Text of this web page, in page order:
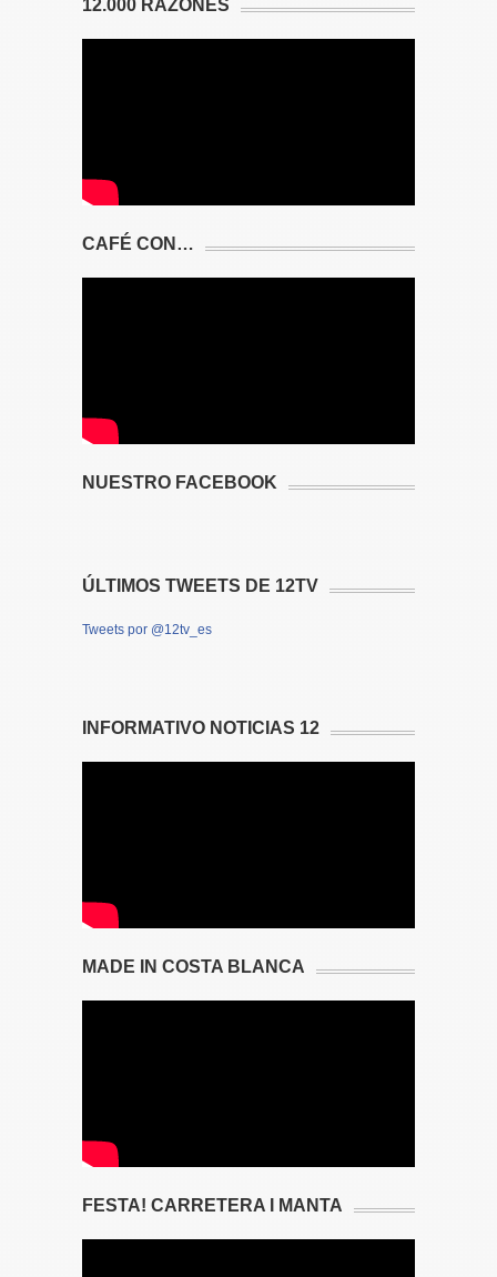
12.000 RAZONES
CAFÉ CON…
NUESTRO FACEBOOK
ÚLTIMOS TWEETS DE 12TV
Tweets por @12tv_es
INFORMATIVO NOTICIAS 12
MADE IN COSTA BLANCA
FESTA! CARRETERA I MANTA